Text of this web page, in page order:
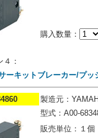
購入数量：
：
ーキットブレーカー/プッ
製造元：
型式：A00-
販売単位：１個